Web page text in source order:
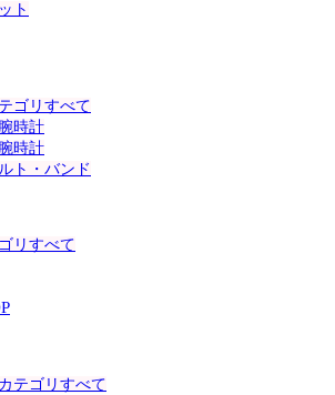
ト
ゴリすべて
時計
時計
ト・バンド
リすべて
テゴリすべて